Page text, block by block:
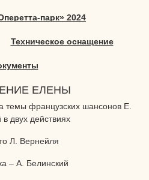
парк» 2024
Техническое оснащение
ЕЛЕНЫ
темы французских шансонов Е.
двух действиях
Л. Вернейля
– А. Белинский